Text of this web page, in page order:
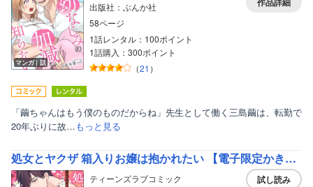
マンガ｜話
出版社：ぶんか社
58ページ
1話レンタル：100ポイント
1話購入：300ポイント
（21 ）
「繭ちゃんはもう僕のものだからね」先生として働く三島繭は、転勤で
20年ぶりに故…もっと見る
処女とヤクザ 箱入りお嬢は抱かれたい 【電子限定かきおろし漫画付】
ティーンズラブコミック
試し読み